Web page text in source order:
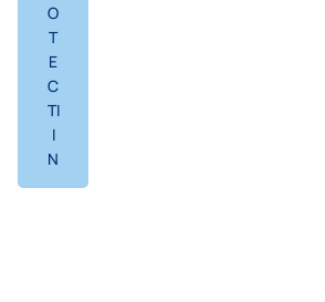
O
T
E
C
TI
I
N